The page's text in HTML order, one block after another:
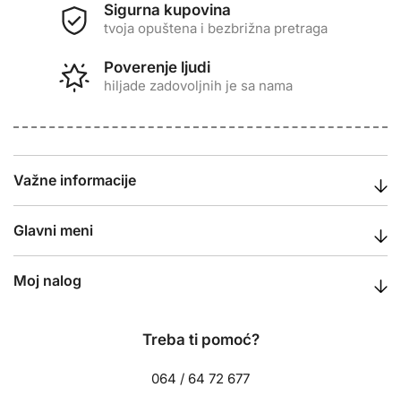
Sigurna kupovina
tvoja opuštena i bezbrižna pretraga
Poverenje ljudi
hiljade zadovoljnih je sa nama
Važne informacije
Glavni meni
Moj nalog
Treba ti pomoć?
064 / 64 72 677